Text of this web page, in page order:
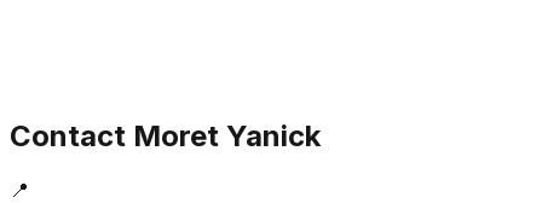
Contact Moret Yanick
📍